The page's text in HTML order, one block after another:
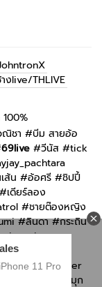
งlive/THLIVE
ณิชา #บีม สายอ้อ
69live #วีนัส #tick
ส้น #อ้อศรี #ชิปปี้
#เดียร์ลอง
#ชายต๊องหญิง
#ลินดา#กระถิน
#Thaiswinger
มุก